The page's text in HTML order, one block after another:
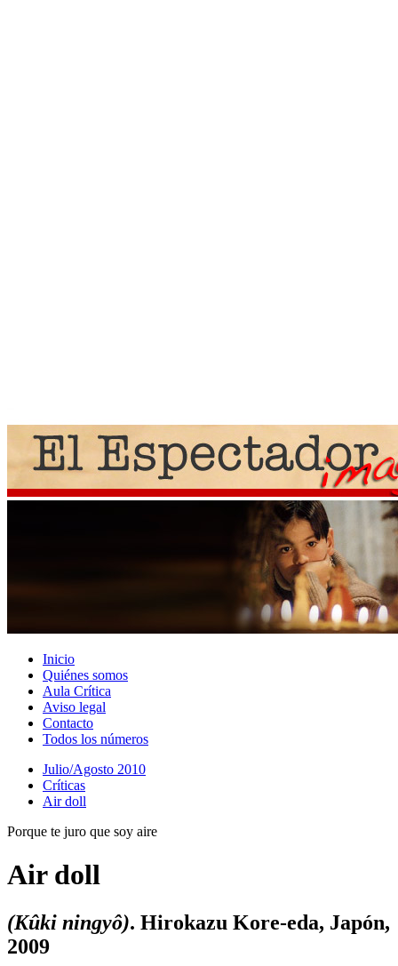
Inicio
Quiénes somos
Aula Crítica
Aviso legal
Contacto
Todos los números
Julio/Agosto 2010
Crí­ticas
Air doll
Porque te juro que soy aire
Air doll
(Kûki ningyô). Hirokazu Kore-eda, Japón,
2009